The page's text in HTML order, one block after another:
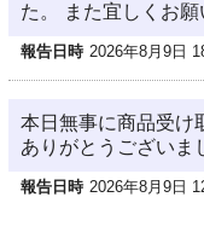
た。 また宜しくお願
報告日時 2026年8月9日
本日無事に商品受け
ありがとうございま
報告日時 2026年8月9日